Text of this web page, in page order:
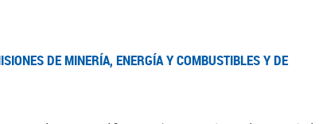
DE MINERÍA, ENERGÍA Y COMBUSTIBLES Y DE